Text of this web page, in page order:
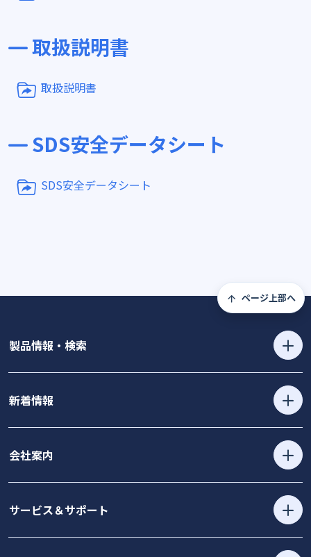
取扱説明書
取扱説明書
SDS安全データシート
SDS安全データシート
ページ上部へ
製品情報・検索
新着情報
会社案内
サービス＆サポート